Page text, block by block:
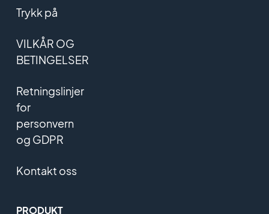
Trykk på
VILKÅR OG
BETINGELSER
Retningslinjer
for
personvern
og GDPR
Kontakt oss
PRODUKT